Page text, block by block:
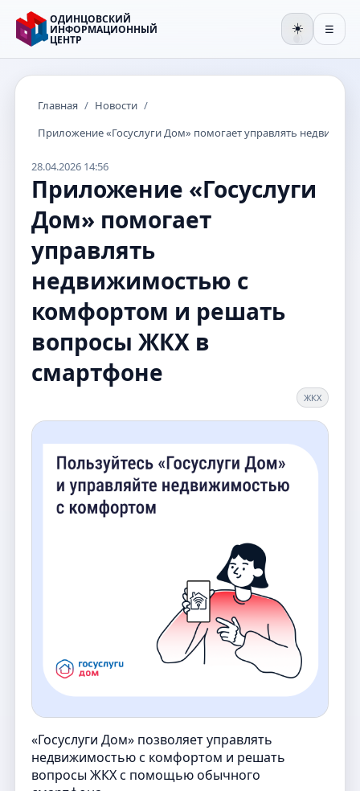
ОДИНЦОВСКИЙ
ИНФОРМАЦИОННЫЙ
ЦЕНТР
☀️ ☰
Главная / Новости /
Приложение «Госуслуги Дом» помогает управлять
28.04.2026 14:56
Приложение «Госуслуги
Дом» помогает
управлять
недвижимостью с
комфортом и решать
вопросы ЖКХ в
смартфоне
ЖКХ
«Госуслуги Дом» позволяет управлять
недвижимостью с комфортом и решать
вопросы ЖКХ с помощью обычного